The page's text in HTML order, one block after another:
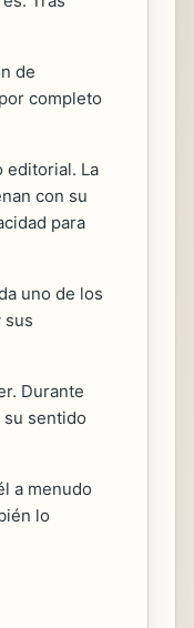
de
completo
editorial. La
con su
para
uno de los
sus
Durante
sentido
a menudo
lo